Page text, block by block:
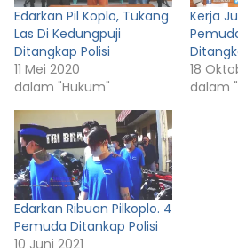
Edarkan Pil Koplo, Tukang
Las Di Kedungpuji
Ditangkap Polisi
11 Mei 2020
dalam "Hukum"
Kerja
18
dalam
Edarkan Ribuan Pilkoplo. 4
Pemuda Ditankap Polisi
10 Juni 2021